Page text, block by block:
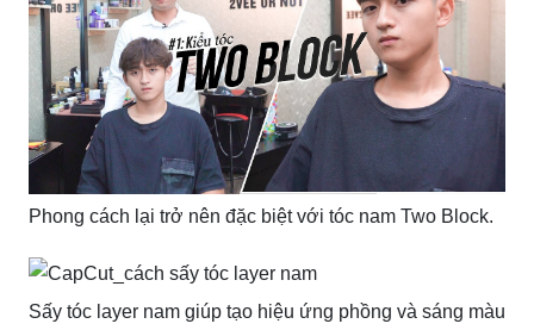
Phong cách lại trở nên đặc biệt với tóc nam Two Block.
Sấy tóc layer nam giúp tạo hiệu ứng phồng và sáng màu